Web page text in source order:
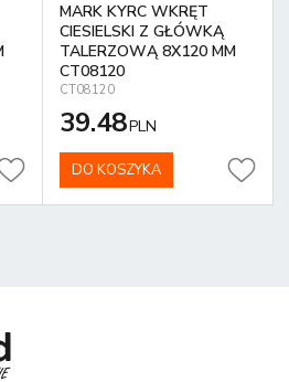
MARK KYRC WKRĘT
CIESIELSKI Z GŁÓWKĄ
TALERZOWĄ 8X120 MM
CT08120
CT08120
39.48PLN
DO KOSZYKA